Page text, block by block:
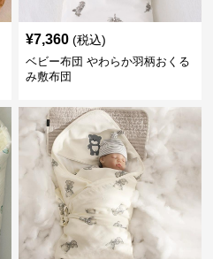
¥7,360 (税込)
ベビー布団 やわらか羽柄おくる
み敷布団